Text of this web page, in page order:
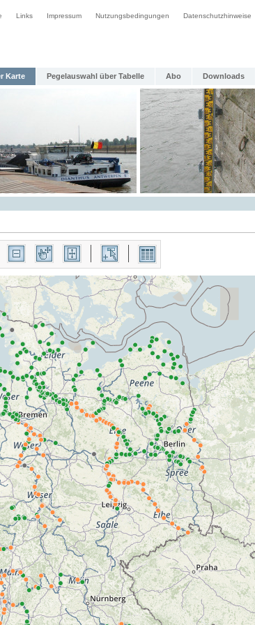
Links Impressum Nutzungsbedingungen Datenschutzhinweise
Karte Pegelauswahl über Tabelle Abo Downloads